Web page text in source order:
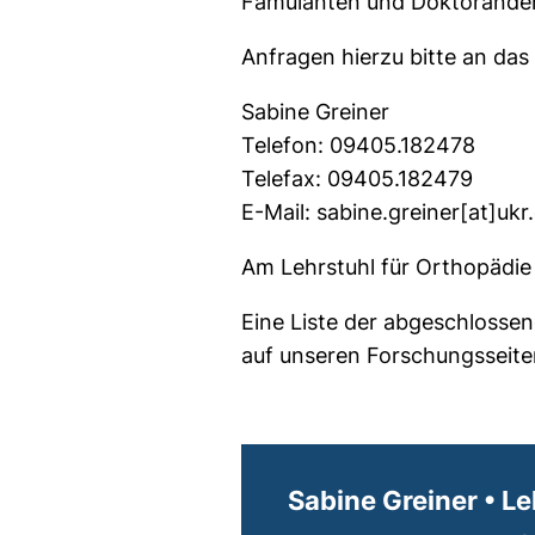
Anfragen hierzu bitte an
Sabine Greiner
Telefon: 09405.182478
Telefax: 09405.182479
E-Mail:
Am Lehrstuhl für
Eine Liste der
auf unseren
Sabine Greiner •